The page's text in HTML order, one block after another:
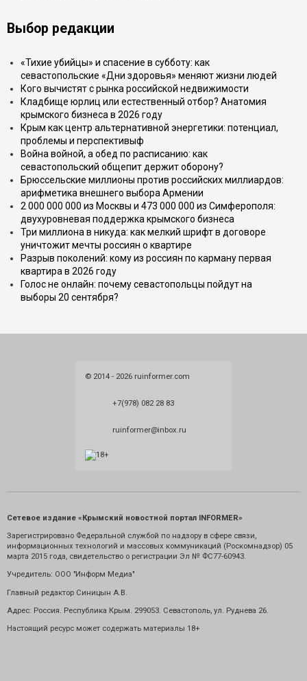
Выбор редакции
«Тихие убийцы» и спасение в субботу: как
севастопольские «Дни здоровья» меняют жизни людей
Кого вычистят с рынка российской недвижимости
Кладбище юрлиц или естественный отбор? Анатомия
крымского бизнеса в 2026 году
Крым как центр альтернативной энергетики: потенциал,
проблемы и перспективыф
Война войной, а обед по расписанию: как
севастопольский общепит держит оборону?
Брюссельские миллионы против российских миллиардов:
арифметика внешнего выбора Армении
2 000 000 000 из Москвы и 473 000 000 из Симферополя:
двухуровневая поддержка крымского бизнеса
Три миллиона в никуда: как мелкий шрифт в договоре
уничтожит мечты россиян о квартире
Разрыв поколений: кому из россиян по карману первая
квартира в 2026 году
Голос не онлайн: почему севастопольцы пойдут на
выборы 20 сентября?
© 2014 - 2026 ruinformer.com
+7(978) 082 28 83
ruinformer@inbox.ru
Сетевое издание «Крымский новостной портал INFORMER»
Зарегистрировано Федеральной службой по надзору в сфере связи,
информационных технологий и массовых коммуникаций (Роскомнадзор) 05
марта 2015 года, свидетельство о регистрации Эл № ФС77-60943.
Учредитель: ООО "Информ Медиа"
Главный редактор Синицын А.В.
Адрес: Россия. Республика Крым. 299053. Севастополь, ул. Руднева 26.
Настоящий ресурс может содержать материалы 18+